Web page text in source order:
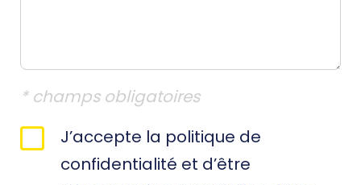
* champs obligatoires
RGPD
*
J’accepte la politique de
confidentialité et d’être